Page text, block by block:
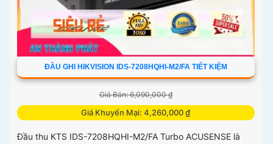
ĐẦU GHI HIKVISION IDS-7208HQHI-M2/FA TIẾT KIỆM
Giá Bán: 6,090,000 ₫
Giá Khuyến Mại: 4,260,000 ₫
Đầu thu KTS IDS-7208HQHI-M2/FA Turbo ACUSENSE là